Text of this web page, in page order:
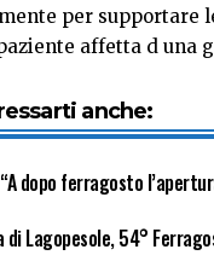
per supportare
affetta d una
anche:
dopo ferragosto
di Lagopesole, 54°